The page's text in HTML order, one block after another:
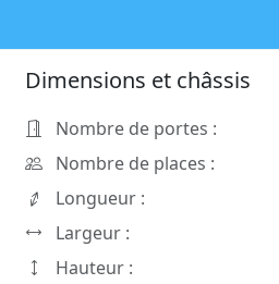
Dimensions et châssis
Nombre de portes :
Nombre de places :
Longueur :
Largeur :
Hauteur :